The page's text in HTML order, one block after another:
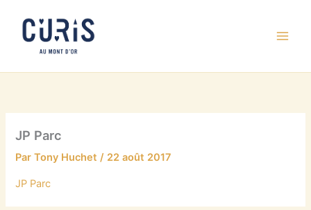
contenu
JP Parc
ParTony Huchet/ 22 août 2017
JP Parc